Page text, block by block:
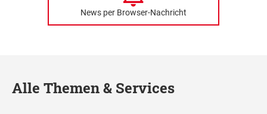
News per Browser-Nachricht
Alle Themen & Services